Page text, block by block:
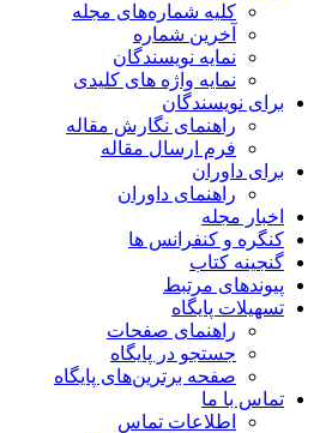
کلیه شماره‌های مجله
آخرین شماره
نمایه نویسندگان
نمایه واژه های کلیدی
برای نویسندگان
راهنمای نگارش مقاله
فرم ارسال مقاله
برای داوران
راهنمای داوران
اخبار مجله
کنگره و کنفرانس ها
گنجینه کتاب
پیوندهای مرتبط
تسهیلات پایگاه
راهنمای صفحات
جستجو در پایگاه
صفحه برترین‌های پایگاه
تماس با ما
اطلاعات تماس